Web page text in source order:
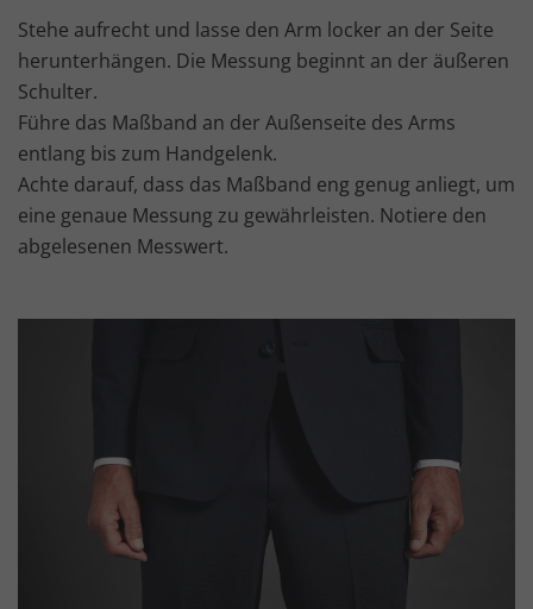
Stehe aufrecht und lasse den Arm locker an der Seite
herunterhängen. Die Messung beginnt an der äußeren
Schulter.
Führe das Maßband an der Außenseite des Arms
entlang bis zum Handgelenk.
Achte darauf, dass das Maßband eng genug anliegt, um
eine genaue Messung zu gewährleisten. Notiere den
abgelesenen Messwert.